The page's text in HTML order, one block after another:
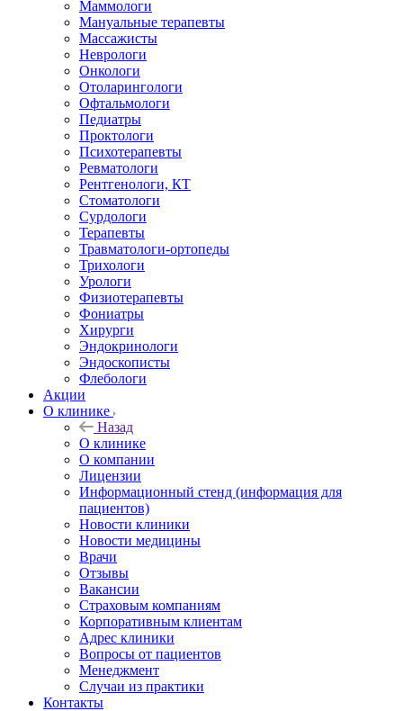
Маммологи
Мануальные терапевты
Массажисты
Неврологи
Онкологи
Отоларингологи
Офтальмологи
Педиатры
Проктологи
Психотерапевты
Ревматологи
Рентгенологи, КТ
Стоматологи
Сурдологи
Терапевты
Травматологи-ортопеды
Трихологи
Урологи
Физиотерапевты
Фониатры
Хирурги
Эндокринологи
Эндоскописты
Флебологи
Акции
О клинике
Назад
О клинике
О компании
Лицензии
Информационный стенд (информация для
пациентов)
Новости клиники
Новости медицины
Врачи
Отзывы
Вакансии
Страховым компаниям
Корпоративным клиентам
Адрес клиники
Вопросы от пациентов
Менеджмент
Случаи из практики
Контакты